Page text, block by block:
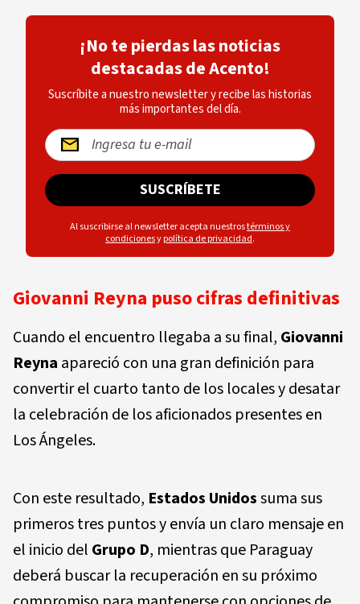
¡No te pierdas las noticias
destacadas de Acento!
Suscríbite a nuestro newsletter y recibe las historias
más importantes del día.
SUSCRÍBETE
Al suscribirse al newsletter acepta nuestrostérminos y
condicionesypolítica de privacidad.
Giovanni Reyna puso cifras definitivas
Cuando el encuentro llegaba a su final, Giovanni
Reyna apareció con una gran definición para
convertir el cuarto tanto de los locales y desatar
la celebración de los aficionados presentes en
Los Ángeles.
Con este resultado, Estados Unidossuma sus
primeros tres puntos y envía un claro mensaje en
el inicio del Grupo D, mientras que Paraguay
deberá buscar la recuperación en su próximo